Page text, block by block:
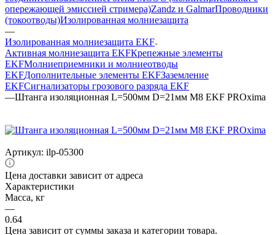
опережающей эмиссией стримера)Zandz и GalmarПроводники
(токоотводы)Изолированная молниезащита
—
Изолированная молниезащита EKF
Активная молниезащита EKFКрепежные элементы
EKFМолниеприемники и молниеотводы
EKFДополнительные элементы EKFЗаземление
EKFСигнализаторы грозового разряда EKF
—Штанга изоляционная L=500мм D=21мм М8 EKF PROxima
Артикул: ilp-05300
Цена доставки зависит от адреса
Характеристики
Масса, кг
—
0.64
Цена зависит от суммы заказа и категории товара.